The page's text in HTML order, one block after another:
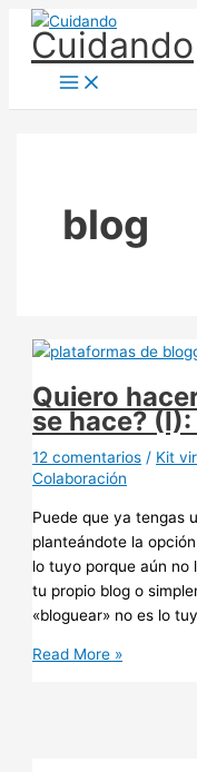
contenido
Cuidando
blog
Quiero
se hace?
12 comentarios / Kit
Colaboración
Puede que ya tengas
planteándote la
lo tuyo porque aún no
tu propio blog o
«bloguear» no es lo
Quiero
Read More »